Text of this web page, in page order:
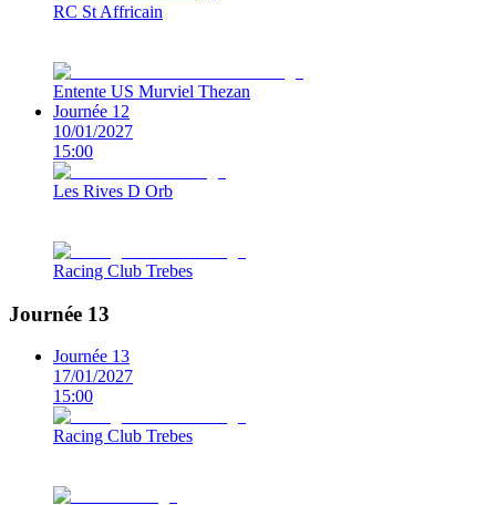
RC St Affricain
Entente US Murviel Thezan
Journée 12
10/01/2027
15:00
Les Rives D Orb
Racing Club Trebes
Journée 13
Journée 13
17/01/2027
15:00
Racing Club Trebes